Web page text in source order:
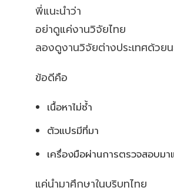
พี่แนะนำว่า
อย่าดูแค่งานวิจัยไทย
ลองดูงานวิจัยต่างประเทศด้วย
ข้อดีคือ
เนื้อหาไม่ซ้ำ
ตัวแปรมีที่มา
เครื่องมือผ่านการตรวจสอบมา
แค่นำมาศึกษาในบริบทไทย